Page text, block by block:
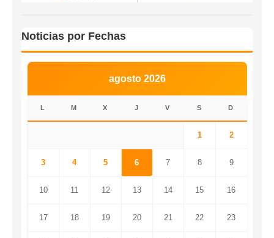
Noticias por Fechas
agosto 2026
L M X J V S D
1 2
3 4 5 6 7 8 9
10 11 12 13 14 15 16
17 18 19 20 21 22 23